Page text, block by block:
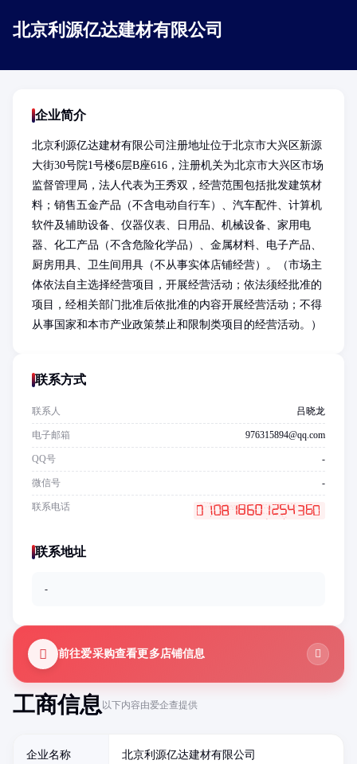
北京利源亿达建材有限公司
工商信息以下内容由爱企查提供
企业名称 北京利源亿达建材有限公司
企业简介
北京利源亿达建材有限公司注册地址位于北京市大兴区新源
大街30号院1号楼6层B座616，注册机关为北京市大兴区市场
监督管理局，法人代表为王秀双，经营范围包括批发建筑材
料；销售五金产品（不含电动自行车）、汽车配件、计算机
软件及辅助设备、仪器仪表、日用品、机械设备、家用电
器、化工产品（不含危险化学品）、金属材料、电子产品、
厨房用具、卫生间用具（不从事实体店铺经营）。（市场主
体依法自主选择经营项目，开展经营活动；依法须经批准的
项目，经相关部门批准后依批准的内容开展经营活动；不得
从事国家和本市产业政策禁止和限制类项目的经营活动。）
联系方式
联系人 吕晓龙
电子邮箱 976315894@qq.com
QQ号 -
微信号 -
联系电话
联系地址
-
前往爱采购查看更多店铺信息